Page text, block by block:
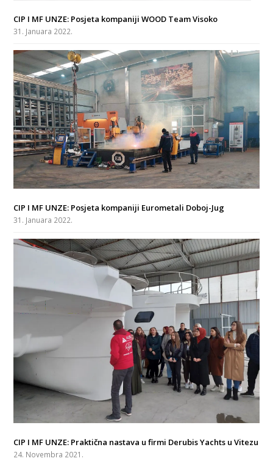
CIP I MF UNZE: Posjeta kompaniji WOOD Team Visoko
31. Januara 2022.
CIP I MF UNZE: Posjeta kompaniji Eurometali Doboj-Jug
31. Januara 2022.
CIP I MF UNZE: Praktična nastava u firmi Derubis Yachts u Vitezu
24. Novembra 2021.